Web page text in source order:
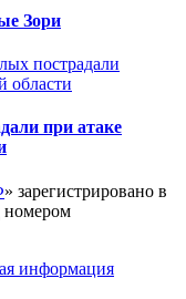
Зори
при атаке
» зарегистрировано в
номером
информация